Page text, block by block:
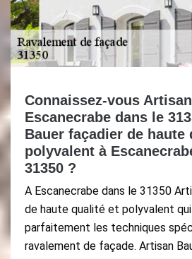
Connaissez-vous
Escanecrabe dans le
Bauer façadier de haute
polyvalent à
31350 ?
A Escanecrabe dans le 31350
de haute qualité et polyvalent
parfaitement les techniques
ravalement de façade. Artisan